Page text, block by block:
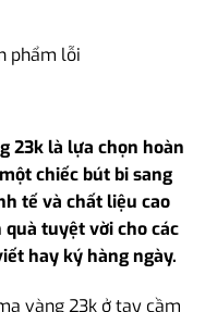
phẩm lỗi
23k là lựa chọn hoàn
chiếc bút bi sang
tế và chất liệu cao
quà tuyệt vời cho các
hay ký hàng ngày.
vàng 23k ở tay cầm